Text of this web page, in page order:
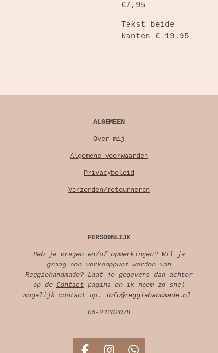
€7,95
Tekst beide
kanten € 19.95
ALGEMEEN
Over mij
Algemene voorwaarden
Privacybeleid
Verzenden/retourneren
PERSOONLIJK
Heb je vragen en/of opmerkingen? Wil je
graag een verkooppunt worden van
Reggiehandmade? Laat je gegevens dan achter
op de Contact pagina en ik neem zo snel
mogelijk contact op. info@reggiehandmade.nl
06-24282078